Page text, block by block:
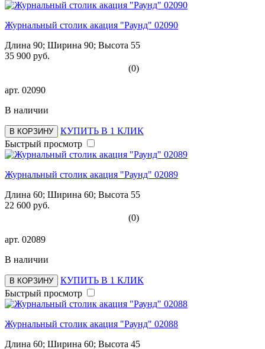
Журнальный столик акация "Раунд" 02090
Длина 90; Ширина 90; Высота 55
35 900 руб.
(0)
арт. 02090
В наличии
В КОРЗИНУ
КУПИТЬ В 1 КЛИК
Быстрый просмотр
Журнальный столик акация "Раунд" 02089
Длина 60; Ширина 60; Высота 55
22 600 руб.
(0)
арт. 02089
В наличии
В КОРЗИНУ
КУПИТЬ В 1 КЛИК
Быстрый просмотр
Журнальный столик акация "Раунд" 02088
Длина 60; Ширина 60; Высота 45